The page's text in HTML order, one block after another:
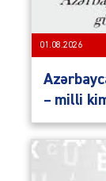
01.08.2026
– milli